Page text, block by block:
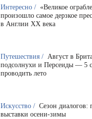
Интересно / «Великое
произошло самое дерзкое
в Англии XX века
Путешествия / Август в
подсолнухи и Персеиды — 5
проводить лето
Искусство / Сезон диалогов:
выставки осени-зимы